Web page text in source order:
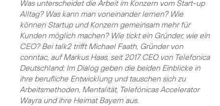
Was unterscheidet die Arbeit im Konzern vom Start-up
Alltag? Was kann man voneinander lernen? Wie
können Startup und Konzern gemeinsam mehr für
Kunden möglich machen? Wie tickt ein Gründer, wie ein
CEO? Bei talk2 trifft Michael Faath, Gründer von
conntac, auf Markus Haas, seit 2017 CEO von Telefonica
Deutschland: Im Dialog geben die beiden Einblicke in
ihre berufliche Entwicklung und tauschen sich zu
Arbeitsmethoden, Mentalität, Telefónicas Accelerator
Wayra und ihre Heimat Bayern aus.